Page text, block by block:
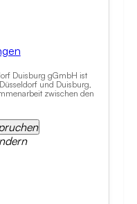
Duisburg gGmbH ist
und Duisburg,
zwischen den